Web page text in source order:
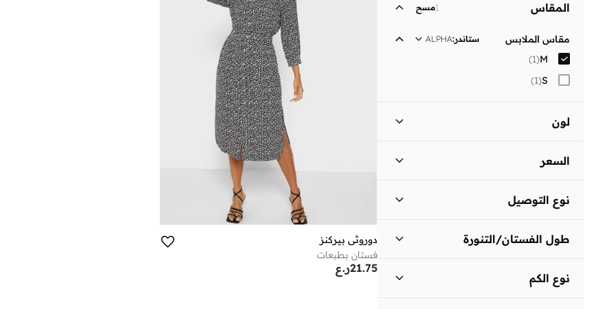
المقاس 1مسح
مقاس الملابس ستاندر:
ALPHA
M
(
1
)
S
(
1
)
لون
السعر
ر.ع
انطلق
نوع التوصيل
طول الفستان/التنورة
نوع الكم
دوروثي بيركنز
فستان بطبعات
ر.ع21.75